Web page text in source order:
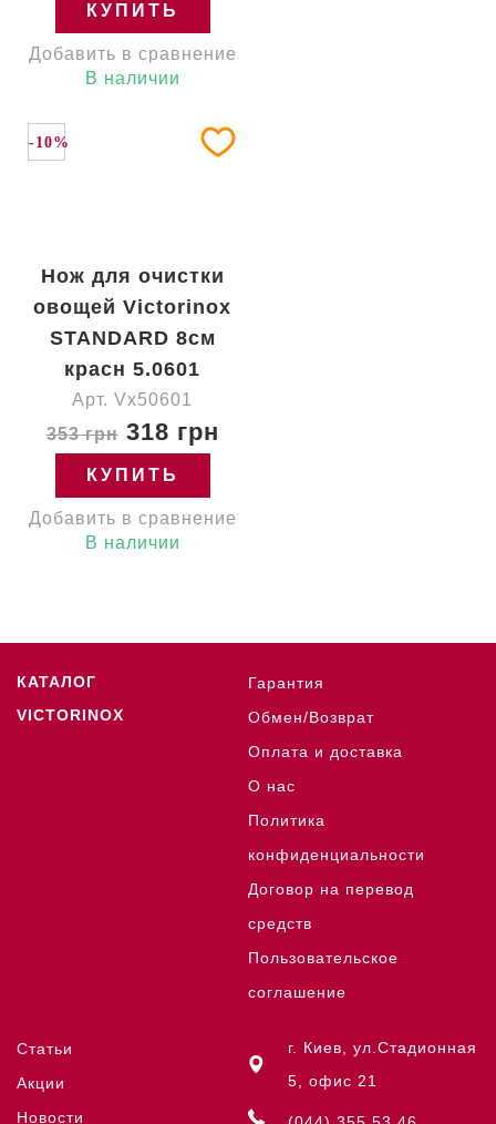
КУПИТЬ
Добавить в сравнение
В наличии
-10%
Нож для очистки
овощей Victorinox
STANDARD 8см
красн 5.0601
Арт. Vx50601
353 грн318 грн
КУПИТЬ
Добавить в сравнение
В наличии
КАТАЛОГ
VICTORINOX
Гарантия
Обмен/Возврат
Оплата и доставка
О нас
Политика
конфиденциальности
Договор на перевод
средств
Пользовательское
соглашение
Статьи
Акции
Новости
г. Киев, ул.Стадионная
5, офис 21